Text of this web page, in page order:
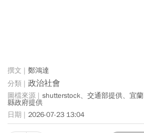
鄭鴻達
政治社會
shutterstock、交通部提供、宜蘭
縣政府提供
2026-07-23 13:04